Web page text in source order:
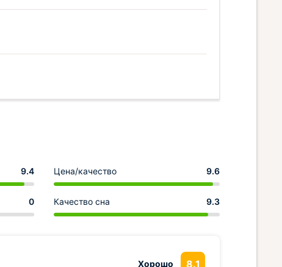
9.4 Цена/качество 9.6
0 Качество сна 9.3
Хорошо 8.1